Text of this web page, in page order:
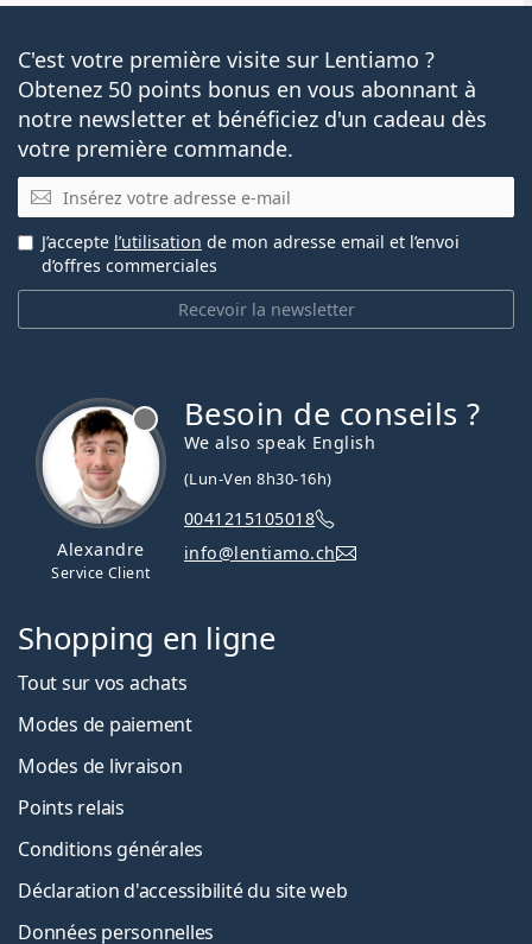
C'est votre première visite sur Lentiamo ?
Obtenez 50 points bonus en vous abonnant à
notre newsletter et bénéficiez d'un cadeau dès
votre première commande.
E-mail
Recevoir la newsletter
J’accepte l’utilisation de mon adresse email et l’envoi
d’offres commerciales
Alexandre
Service Client
Besoin de conseils ?
We also speak English
(Lun-Ven 8h30-16h)
0041215105018
info@lentiamo.ch
Shopping en ligne
Tout sur vos achats
Modes de paiement
Modes de livraison
Points relais
Conditions générales
Déclaration d'accessibilité du site web
Données personnelles